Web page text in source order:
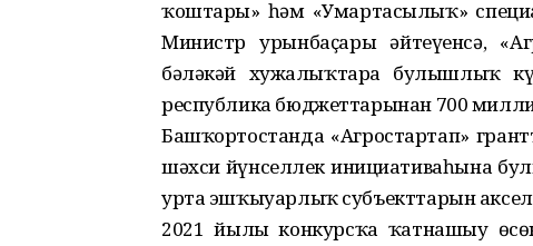
ҡоштары» һәм «Умартасылыҡ»
Министр урынбаҫары әйтеүенсә,
бәләкәй хужалыҡтарға булышлыҡ
республика бюджеттарынан 700
Башҡортостанда «Агростартап»
шәхси йүнселлек инициативаһына
урта эшҡыуарлыҡ субъекттарын
2021 йылғы конкурсҡа ҡатнашыу